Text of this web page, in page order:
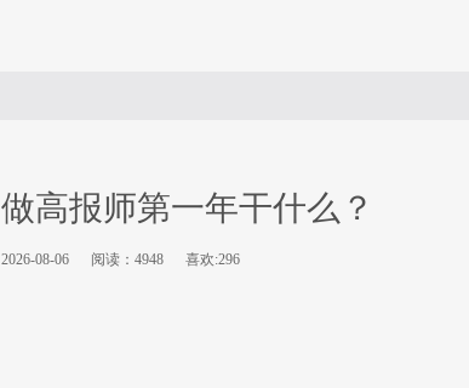
做高报师第一年干什么？
2026-08-06 阅读：4948 喜欢:296